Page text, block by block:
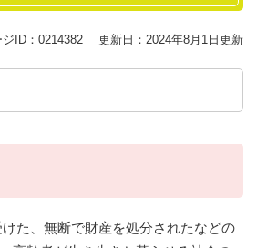
ジID：0214382 更新日：2024年8月1日更新
た、無断で財産を処分されたなどの